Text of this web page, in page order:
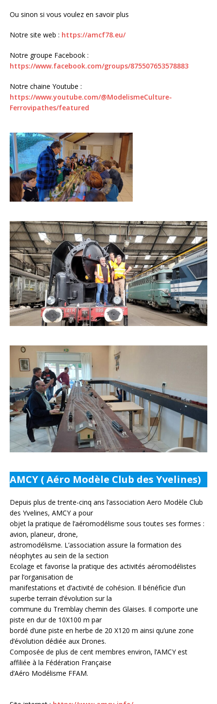
Ou sinon si vous voulez en savoir plus
Notre site web : https://amcf78.eu/
Notre groupe Facebook :
https://www.facebook.com/groups/875507653578883
Notre chaine Youtube :
https://www.youtube.com/@ModelismeCulture-
Ferrovipathes/featured
AMCY ( Aéro Modèle Club des Yvelines)
Depuis plus de trente-cinq ans l’association Aero Modèle Club
des Yvelines, AMCY a pour
objet la pratique de l’aéromodélisme sous toutes ses formes :
avion, planeur, drone,
astromodélisme. L’association assure la formation des
néophytes au sein de la section
Ecolage et favorise la pratique des activités aéromodélistes
par l’organisation de
manifestations et d’activité de cohésion. Il bénéficie d’un
superbe terrain d’évolution sur la
commune du Tremblay chemin des Glaises. Il comporte une
piste en dur de 10X100 m par
bordé d’une piste en herbe de 20 X120 m ainsi qu’une zone
d’évolution dédiée aux Drones.
Composée de plus de cent membres environ, l’AMCY est
affiliée à la Fédération Française
d’Aéro Modélisme FFAM.